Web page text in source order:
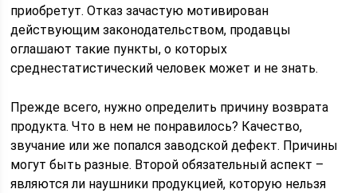
приобретут. Отказ зачастую мотивирован
действующим законодательством, продавцы
оглашают такие пункты, о которых
среднестатистический человек может и не знать.
Прежде всего, нужно определить причину возврата
продукта. Что в нем не понравилось? Качество,
звучание или же попался заводской дефект. Причины
могут быть разные. Второй обязательный аспект –
являются ли наушники продукцией, которую нельзя